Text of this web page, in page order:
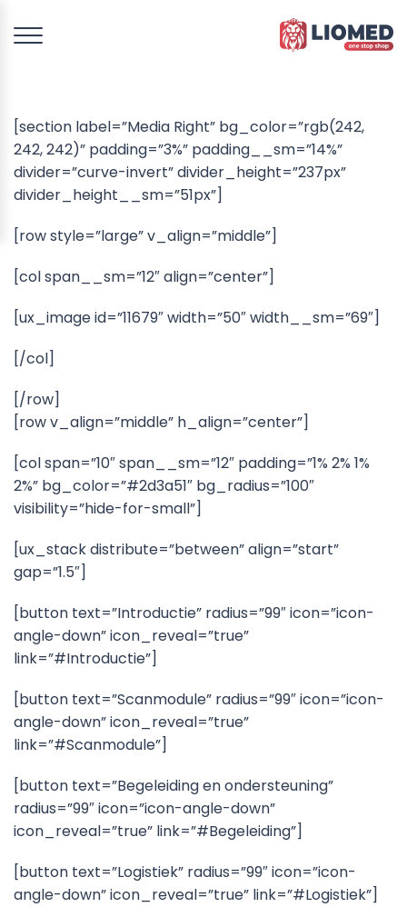
[section label=”Media Right” bg_color=”rgb(242,
242, 242)” padding=”3%” padding__sm=”14%”
divider=”curve-invert” divider_height=”237px”
divider_height__sm=”51px”]
[row style=”large” v_align=”middle”]
[col span__sm=”12″ align=”center”]
[ux_image id=”11679″ width=”50″ width__sm=”69″]
[/col]
[/row]
[row v_align=”middle” h_align=”center”]
[col span=”10″ span__sm=”12″ padding=”1% 2% 1%
2%” bg_color=”#2d3a51″ bg_radius=”100″
visibility=”hide-for-small”]
[ux_stack distribute=”between” align=”start”
gap=”1.5″]
[button text=”Introductie” radius=”99″ icon=”icon-
angle-down” icon_reveal=”true”
link=”#Introductie”]
[button text=”Scanmodule” radius=”99″ icon=”icon-
angle-down” icon_reveal=”true”
link=”#Scanmodule”]
[button text=”Begeleiding en ondersteuning”
radius=”99″ icon=”icon-angle-down”
icon_reveal=”true” link=”#Begeleiding”]
[button text=”Logistiek” radius=”99″ icon=”icon-
angle-down” icon_reveal=”true” link=”#Logistiek”]